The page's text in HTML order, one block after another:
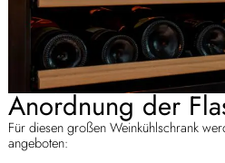
Anordnung der
Für diesen großen Weinkühlschrank
angeboten: